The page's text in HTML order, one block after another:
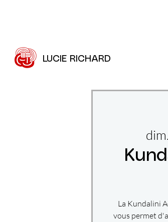
LUCIE RICHARD
La Kundalini
vous permet